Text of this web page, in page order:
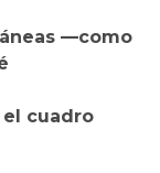
—como
cuadro